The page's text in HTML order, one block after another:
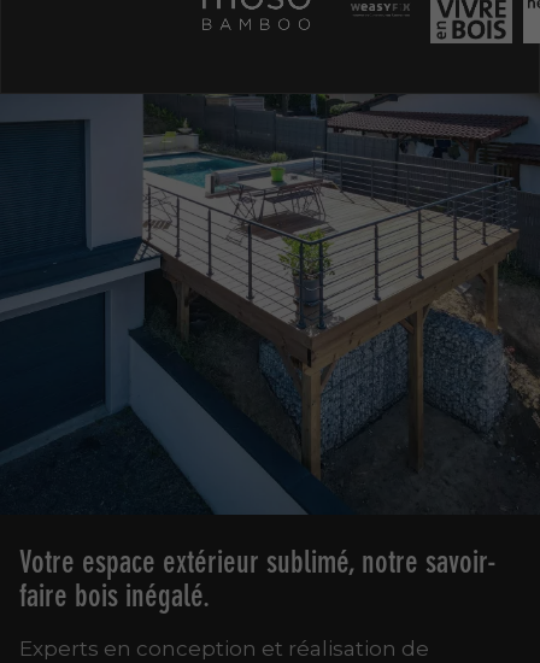
Votre espace extérieur sublimé, notre savoir-
faire bois inégalé.
Experts en conception et réalisation de